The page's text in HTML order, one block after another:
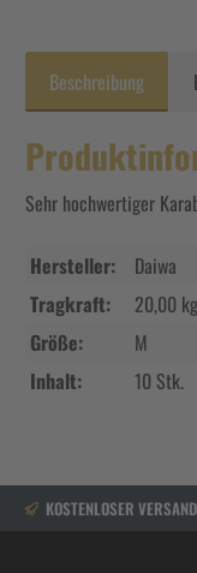
Beschreibung
Sehr hochwertiger
Hersteller:
Daiwa
Tragkraft:
20,00 kg
Größe:
M
Inhalt:
10 Stk.
KOSTENLOSER